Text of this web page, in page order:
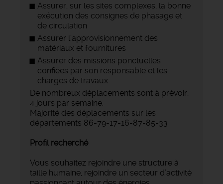
Assurer, sur les sites complexes, la bonne
exécution des consignes de phasage et
de circulation
Assurer l’approvisionnement des
matériaux et fournitures
Assurer des missions ponctuelles
confiées par son responsable et les
charges de travaux
De nombreux déplacements sont à prévoir,
4 jours par semaine.
Majorité des déplacements sur les
départements 86-79-17-16-87-85-33
Profil recherché
Vous souhaitez rejoindre une structure à
taille humaine, rejoindre un secteur d’activité